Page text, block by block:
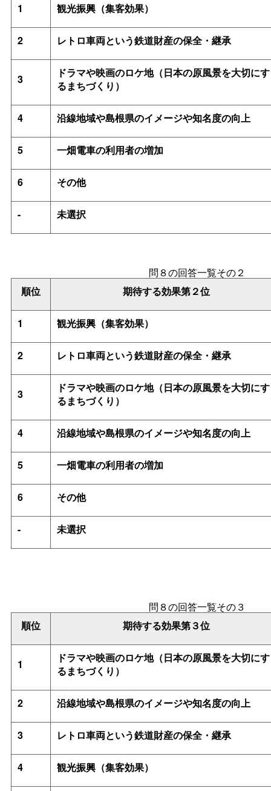
1 観光振興（集客効果）
2 レトロ車両という鉄道財産の保全・継承
3
ドラマや映画のロケ地（日本の原風景を大切にす
るまちづくり）
4 沿線地域や島根県のイメージや知名度の向上
5 一畑電車の利用者の増加
6 その他
- 未選択
順位 期待する効果第２位
問８の回答一覧その２
1 観光振興（集客効果）
2 レトロ車両という鉄道財産の保全・継承
3
ドラマや映画のロケ地（日本の原風景を大切にす
るまちづくり）
4 沿線地域や島根県のイメージや知名度の向上
5 一畑電車の利用者の増加
6 その他
- 未選択
順位 期待する効果第３位
問８の回答一覧その３
1
ドラマや映画のロケ地（日本の原風景を大切にす
るまちづくり）
2 沿線地域や島根県のイメージや知名度の向上
3 レトロ車両という鉄道財産の保全・継承
4 観光振興（集客効果）